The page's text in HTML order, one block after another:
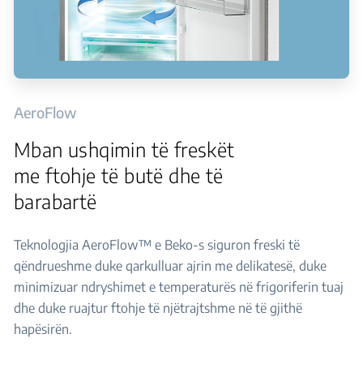
AeroFlow
Mban ushqimin të freskët
me ftohje të butë dhe të
barabartë
Teknologjia AeroFlow™ e Beko-s siguron freski të
qëndrueshme duke qarkulluar ajrin me delikatesë, duke
minimizuar ndryshimet e temperaturës në frigoriferin tuaj
dhe duke ruajtur ftohje të njëtrajtshme në të gjithë
hapësirën.